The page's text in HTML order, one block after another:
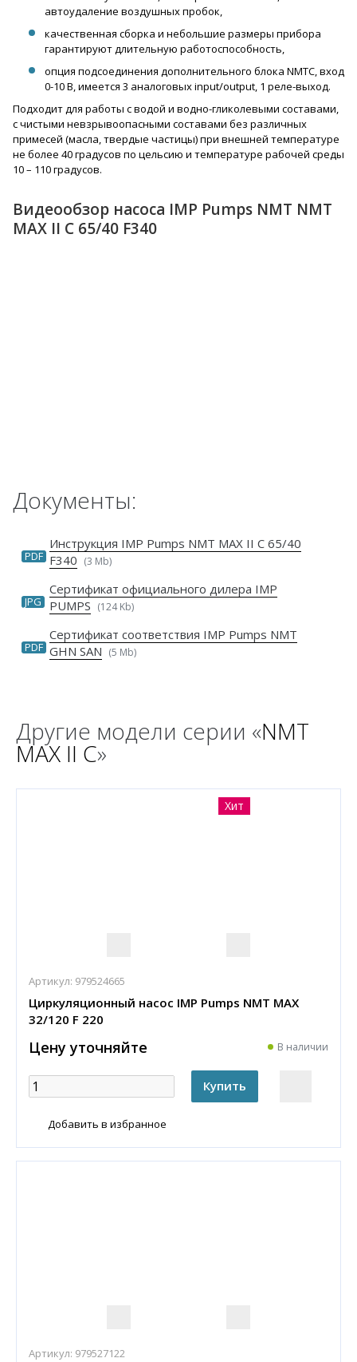
автоудаление воздушных пробок,
качественная сборка и небольшие размеры прибора
гарантируют длительную работоспособность,
опция подсоединения дополнительного блока NMTC, вход
0-10 В, имеется 3 аналоговых input/output, 1 реле-выход.
Подходит для работы с водой и водно-гликолевыми составами,
с чистыми невзрывоопасными составами без различных
примесей (масла, твердые частицы) при внешней температуре
не более 40 градусов по цельсию и температуре рабочей среды
10 – 110 градусов.
Видеообзор насоса IMP Pumps NMT NMT
MAX II C 65/40 F340
Документы:
PDF
Инструкция IMP Pumps NMT MAX II C 65/40
F340 (3 Mb)
JPG
Сертификат официального дилера IMP
PUMPS (124 Kb)
PDF
Сертификат соответствия IMP Pumps NMT
GHN SAN (5 Mb)
Другие модели серии «NMT
MAX II C»
Хит
Артикул: 979524665
Циркуляционный насос IMP Pumps NMT MAX
32/120 F 220
Цену уточняйте В наличии
Добавить в избранное
Артикул: 979527122